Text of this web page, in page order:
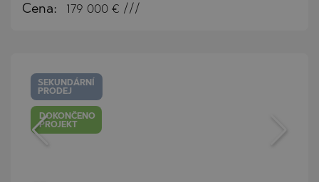
Cena: 179 000 € ///
SEKUNDÁRNÍ
PRODEJ
DOKONČENO
PROJEKT